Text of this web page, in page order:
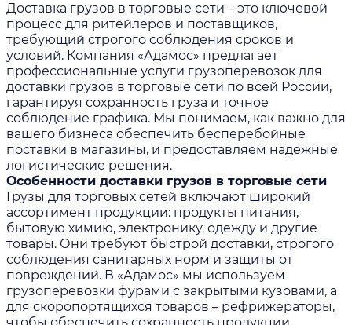
Доставка грузов в торговые сети – это ключевой
процесс для ритейлеров и поставщиков,
требующий строгого соблюдения сроков и
условий. Компания «Адамос» предлагает
профессиональные услуги грузоперевозок для
доставки грузов в торговые сети по всей России,
гарантируя сохранность груза и точное
соблюдение графика. Мы понимаем, как важно для
вашего бизнеса обеспечить бесперебойные
поставки в магазины, и предоставляем надежные
логистические решения.
Особенности доставки грузов в торговые сети
Грузы для торговых сетей включают широкий
ассортимент продукции: продукты питания,
бытовую химию, электронику, одежду и другие
товары. Они требуют быстрой доставки, строгого
соблюдения санитарных норм и защиты от
повреждений. В «Адамос» мы используем
грузоперевозки фурами с закрытыми кузовами, а
для скоропортящихся товаров – рефрижераторы,